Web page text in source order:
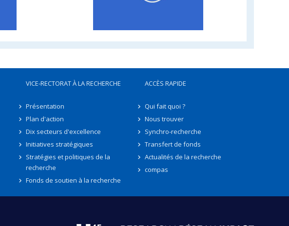
VICE-RECTORAT À LA RECHERCHE
Présentation
Plan d'action
Dix secteurs d'excellence
Initiatives stratégiques
Stratégies et politiques de la
recherche
Fonds de soutien à la recherche
ACCÈS RAPIDE
Qui fait quoi ?
Nous trouver
Synchro-recherche
Transfert de fonds
Actualités de la recherche
compas